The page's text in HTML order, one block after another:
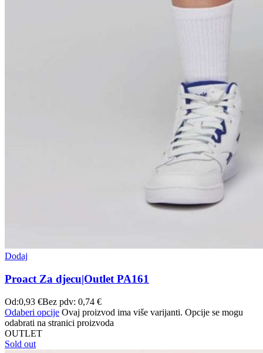
Dodaj
Proact Za djecu|Outlet PA161
Od:0,93 €Bez pdv: 0,74 €
Odaberi opcije Ovaj proizvod ima više varijanti. Opcije se mogu
odabrati na stranici proizvoda
OUTLET
Sold out